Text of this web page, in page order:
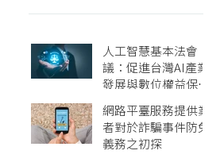
人工智慧基本法會
議：促進台灣AI產業
發展與數位權益保障
的政策建議
網路平臺服務提供業
者對於詐騙事件防免
義務之初探